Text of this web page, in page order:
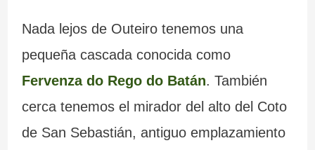
Nada lejos de Outeiro tenemos una
pequeña cascada conocida como
Fervenza do Rego do Batán. También
cerca tenemos el mirador del alto del Coto
de San Sebastián, antiguo emplazamiento